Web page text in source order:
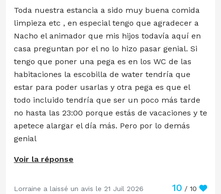
Toda nuestra estancia a sido muy buena comida
limpieza etc , en especial tengo que agradecer a
Nacho el animador que mis hijos todavía aquí en
casa preguntan por el no lo hizo pasar genial. Si
tengo que poner una pega es en los WC de las
habitaciones la escobilla de water tendría que
estar para poder usarlas y otra pega es que el
todo incluido tendría que ser un poco más tarde
no hasta las 23:00 porque estás de vacaciones y te
apetece alargar el día más. Pero por lo demás
genial
Voir la réponse
Lorraine a laissé un avis le 21 Juil 2026 10 / 10